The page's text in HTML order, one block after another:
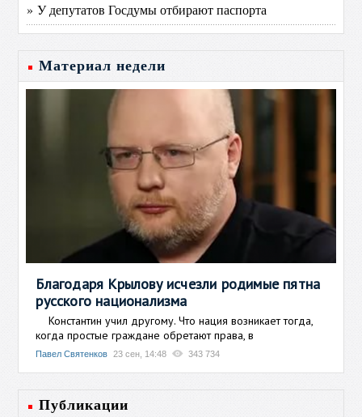
» У депутатов Госдумы отбирают паспорта
Материал недели
Благодаря Крылову исчезли родимые пятна
русского национализма
Константин учил другому. Что нация возникает тогда,
когда простые граждане обретают права, в
Павел Святенков 23 сен, 14:48 343 734
Публикации